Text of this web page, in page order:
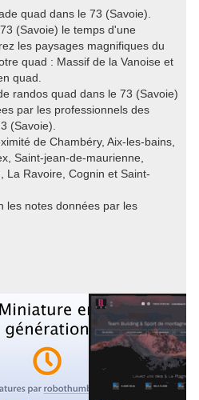
quad dans le 73 (Savoie).
(Savoie) le temps d'une
les paysages magnifiques du
quad : Massif de la Vanoise et
quad.
randos quad dans le 73 (Savoie)
par les professionnels des
(Savoie).
de Chambéry, Aix-les-bains,
Saint-jean-de-maurienne,
La Ravoire, Cognin et Saint-
les notes données par les